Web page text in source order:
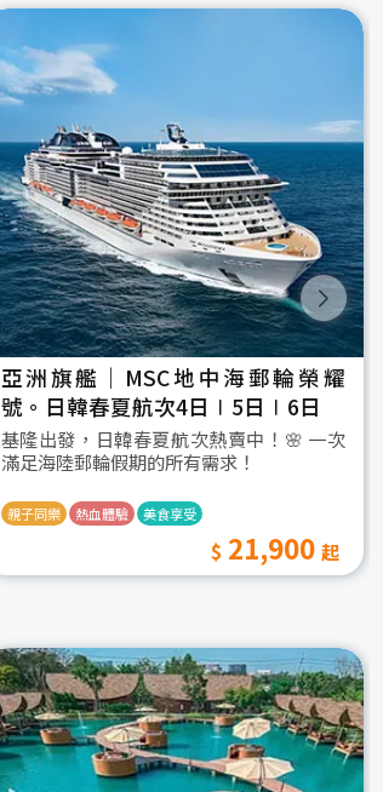
亞洲旗艦｜MSC地中海郵輪榮耀
號。日韓春夏航次4日∣5日∣6日
基隆出發，日韓春夏航次熱賣中！🌸 一次
滿足海陸郵輪假期的所有需求！
親子同樂 熱血體驗 美食享受
21,900